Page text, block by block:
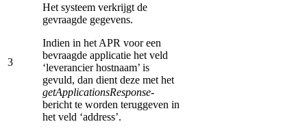
3
Het systeem verkrijgt de
gevraagde gegevens.
Indien in het APR voor een
bevraagde applicatie het veld
‘leverancier hostnaam’ is
gevuld, dan dient deze met het
getApplicationsResponse-
bericht te worden teruggeven in
het veld ‘address’.